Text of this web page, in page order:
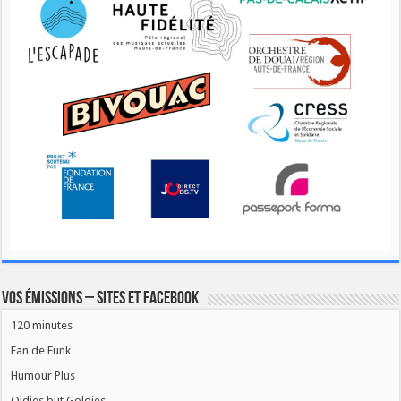
Vos émissions – Sites et Facebook
120 minutes
Fan de Funk
Humour Plus